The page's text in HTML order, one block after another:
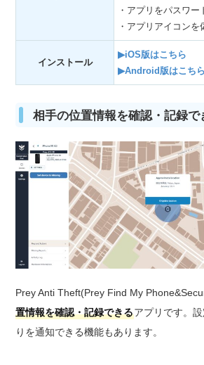
・アプリをパスワー
・アプリアイコンを
インストール
▶iOS版はこちら
▶Android版はこちら
相手の位置情報を確認・記録で
Prey Anti Theft(Prey Find My
置情報を確認・記録できるアプリです。
りを通知できる機能もあります。